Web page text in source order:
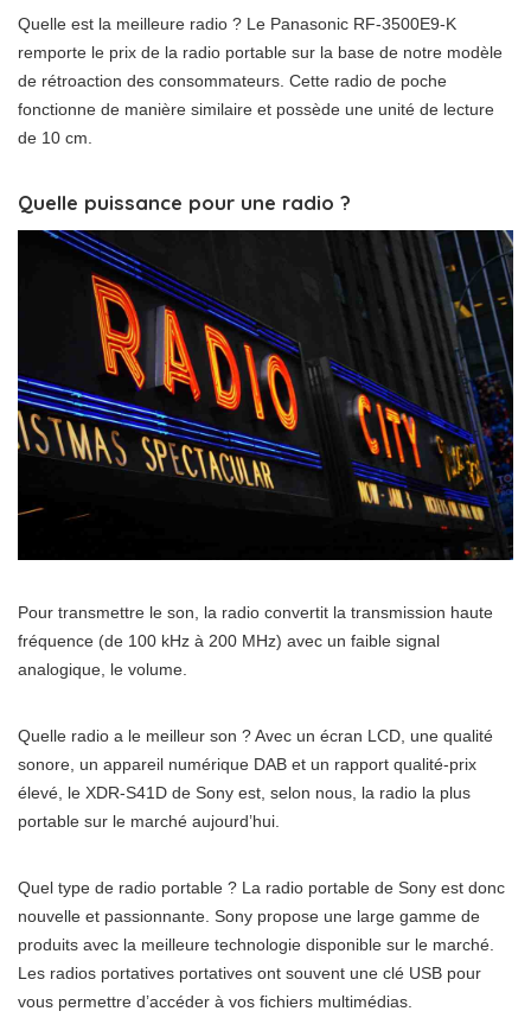
Quelle est la meilleure radio ? Le Panasonic RF-3500E9-K
remporte le prix de la radio portable sur la base de notre modèle
de rétroaction des consommateurs. Cette radio de poche
fonctionne de manière similaire et possède une unité de lecture
de 10 cm.
Quelle puissance pour une radio ?
Pour transmettre le son, la radio convertit la transmission haute
fréquence (de 100 kHz à 200 MHz) avec un faible signal
analogique, le volume.
Quelle radio a le meilleur son ? Avec un écran LCD, une qualité
sonore, un appareil numérique DAB et un rapport qualité-prix
élevé, le XDR-S41D de Sony est, selon nous, la radio la plus
portable sur le marché aujourd’hui.
Quel type de radio portable ? La radio portable de Sony est donc
nouvelle et passionnante. Sony propose une large gamme de
produits avec la meilleure technologie disponible sur le marché.
Les radios portatives portatives ont souvent une clé USB pour
vous permettre d’accéder à vos fichiers multimédias.